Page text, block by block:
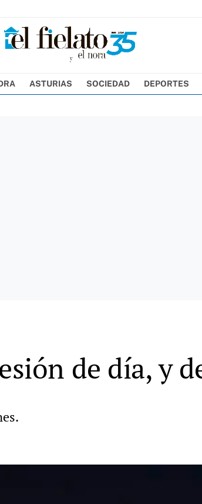
ASTURIAS SOCIEDAD DEPORTES
de día, y